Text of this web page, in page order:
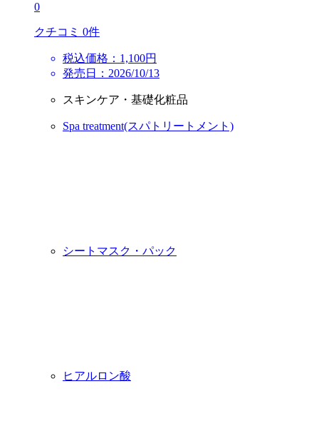
0
クチコミ 0件
税込価格：1,100円
発売日：2026/10/13
スキンケア・基礎化粧品
Spa treatment(スパトリートメント)
シートマスク・パック
ヒアルロン酸